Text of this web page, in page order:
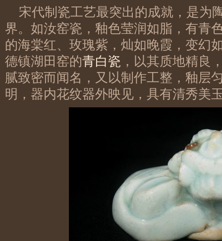
宋代制瓷工艺最突出的成就，是为
界。如汝窑瓷，釉色莹润如脂，有青
的海棠红、玫瑰紫，灿如晚霞，变幻
德镇湖田窑的青白瓷 ，以其质地精良
腻致密而闻名，又以制作工整，釉层
明，器内花纹器外映见，具有清秀美